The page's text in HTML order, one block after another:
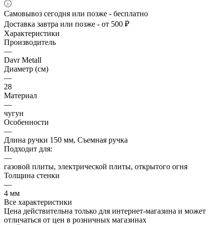
Самовывоз сегодня или позже - бесплатно
Доставка завтра или позже - от 500 ₽
Характеристики
Производитель
—
Davr Metall
Диаметр (см)
—
28
Материал
—
чугун
Особенности
—
Длина ручки 150 мм, Съемная ручка
Подходит для:
—
газовой плиты, электрической плиты, открытого огня
Толщина стенки
—
4 мм
Все характеристики
Цена действительна только для интернет-магазина и может
отличаться от цен в розничных магазинах